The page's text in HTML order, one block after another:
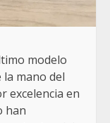
modelo
mano del
excelencia en
han